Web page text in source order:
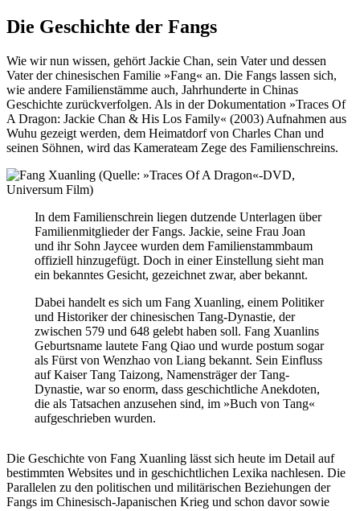
Die Geschichte der Fangs
Wie wir nun wissen, gehört Jackie Chan, sein Vater und dessen
Vater der chinesischen Familie »Fang« an. Die Fangs lassen sich,
wie andere Familienstämme auch, Jahrhunderte in Chinas
Geschichte zurückverfolgen. Als in der Dokumentation »Traces Of
A Dragon: Jackie Chan & His Los Family« (2003) Aufnahmen aus
Wuhu gezeigt werden, dem Heimatdorf von Charles Chan und
seinen Söhnen, wird das Kamerateam Zege des Familienschreins.
In dem Familienschrein liegen dutzende Unterlagen über
Familienmitglieder der Fangs. Jackie, seine Frau Joan
und ihr Sohn Jaycee wurden dem Familienstammbaum
offiziell hinzugefügt. Doch in einer Einstellung sieht man
ein bekanntes Gesicht, gezeichnet zwar, aber bekannt.
Dabei handelt es sich um Fang Xuanling, einem Politiker
und Historiker der chinesischen Tang-Dynastie, der
zwischen 579 und 648 gelebt haben soll. Fang Xuanlins
Geburtsname lautete Fang Qiao und wurde postum sogar
als Fürst von Wenzhao von Liang bekannt. Sein Einfluss
auf Kaiser Tang Taizong, Namensträger der Tang-
Dynastie, war so enorm, dass geschichtliche Anekdoten,
die als Tatsachen anzusehen sind, im »Buch von Tang«
aufgeschrieben wurden.
Die Geschichte von Fang Xuanling lässt sich heute im Detail auf
bestimmten Websites und in geschichtlichen Lexika nachlesen. Die
Parallelen zu den politischen und militärischen Beziehungen der
Fangs im Chinesisch-Japanischen Krieg und schon davor sowie